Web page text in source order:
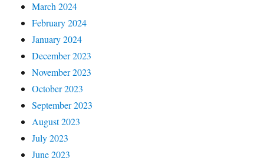
March 2024
February 2024
January 2024
December 2023
November 2023
October 2023
September 2023
August 2023
July 2023
June 2023